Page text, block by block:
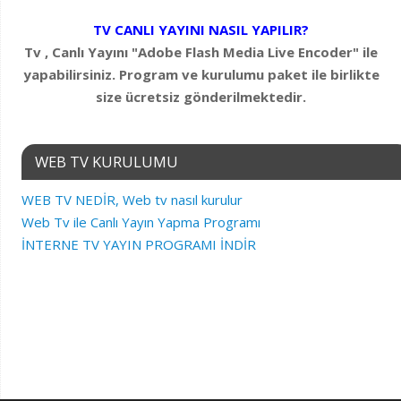
TV CANLI YAYINI NASIL YAPILIR?
Tv , Canlı Yayını "Adobe Flash Media Live Encoder" ile
yapabilirsiniz. Program ve kurulumu paket ile birlikte
size ücretsiz gönderilmektedir.
WEB TV KURULUMU
WEB TV NEDİR, Web tv nasıl kurulur
Web Tv ile Canlı Yayın Yapma Programı
İNTERNE TV YAYIN PROGRAMI İNDİR